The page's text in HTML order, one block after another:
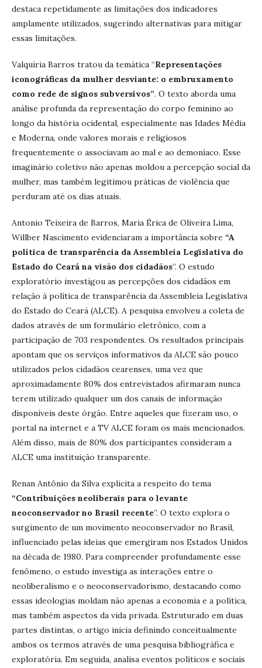
destaca repetidamente as limitações dos indicadores
amplamente utilizados, sugerindo alternativas para mitigar
essas limitações.
Valquíria Barros tratou da temática “Representações
iconográficas da mulher desviante: o embruxamento
como rede de signos subversivos”. O texto aborda uma
análise profunda da representação do corpo feminino ao
longo da história ocidental, especialmente nas Idades Média
e Moderna, onde valores morais e religiosos
frequentemente o associavam ao mal e ao demoníaco. Esse
imaginário coletivo não apenas moldou a percepção social da
mulher, mas também legitimou práticas de violência que
perduram até os dias atuais.
Antonio Teixeira de Barros, Maria Érica de Oliveira Lima,
Willber Nascimento evidenciaram a importância sobre “A
política de transparência da Assembleia Legislativa do
Estado do Ceará na visão dos cidadãos”. O estudo
exploratório investigou as percepções dos cidadãos em
relação à política de transparência da Assembleia Legislativa
do Estado do Ceará (ALCE). A pesquisa envolveu a coleta de
dados através de um formulário eletrônico, com a
participação de 703 respondentes. Os resultados principais
apontam que os serviços informativos da ALCE são pouco
utilizados pelos cidadãos cearenses, uma vez que
aproximadamente 80% dos entrevistados afirmaram nunca
terem utilizado qualquer um dos canais de informação
disponíveis deste órgão. Entre aqueles que fizeram uso, o
portal na internet e a TV ALCE foram os mais mencionados.
Além disso, mais de 80% dos participantes consideram a
ALCE uma instituição transparente.
Renan Antônio da Silva explicita a respeito do tema
“Contribuições neoliberais para o levante
neoconservador no Brasil recente”. O texto explora o
surgimento de um movimento neoconservador no Brasil,
influenciado pelas ideias que emergiram nos Estados Unidos
na década de 1980. Para compreender profundamente esse
fenômeno, o estudo investiga as interações entre o
neoliberalismo e o neoconservadorismo, destacando como
essas ideologias moldam não apenas a economia e a política,
mas também aspectos da vida privada. Estruturado em duas
partes distintas, o artigo inicia definindo conceitualmente
ambos os termos através de uma pesquisa bibliográfica e
exploratória. Em seguida, analisa eventos políticos e sociais